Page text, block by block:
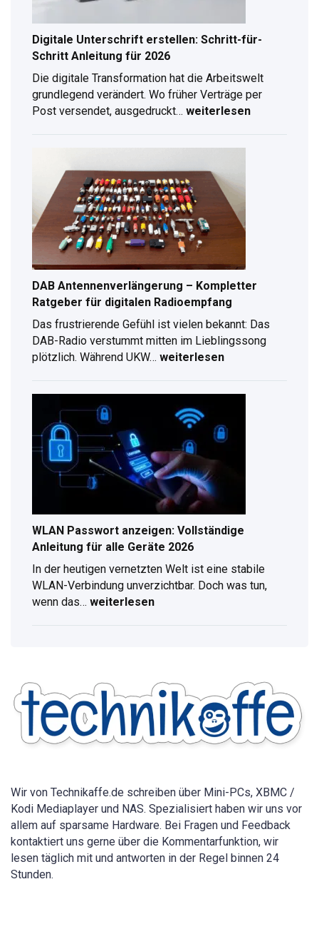
Digitale Unterschrift erstellen: Schritt-für-
Schritt Anleitung für 2026
Die digitale Transformation hat die Arbeitswelt
grundlegend verändert. Wo früher Verträge per
Post versendet, ausgedruckt…
Schritt
Anleitung
für
2026
weiterlesen
DAB Antennenverlängerung – Kompletter
Ratgeber für digitalen Radioempfang
Das frustrierende Gefühl ist vielen bekannt: Das
DAB-Radio verstummt mitten im Lieblingssong
plötzlich. Während UKW…
Kompletter
Ratgeber
für
digitalen
Radioempfang
weiterlesen
WLAN Passwort anzeigen: Vollständige
Anleitung für alle Geräte 2026
In der heutigen vernetzten Welt ist eine stabile
WLAN-Verbindung unverzichtbar. Doch was tun,
wenn das…
für
alle
Geräte
2026
weiterlesen
Wir von Technikaffe.de schreiben über Mini-PCs, XBMC /
Kodi Mediaplayer und NAS. Spezialisiert haben wir uns vor
allem auf sparsame Hardware. Bei Fragen und Feedback
kontaktiert uns gerne über die Kommentarfunktion, wir
lesen täglich mit und antworten in der Regel binnen 24
Stunden.